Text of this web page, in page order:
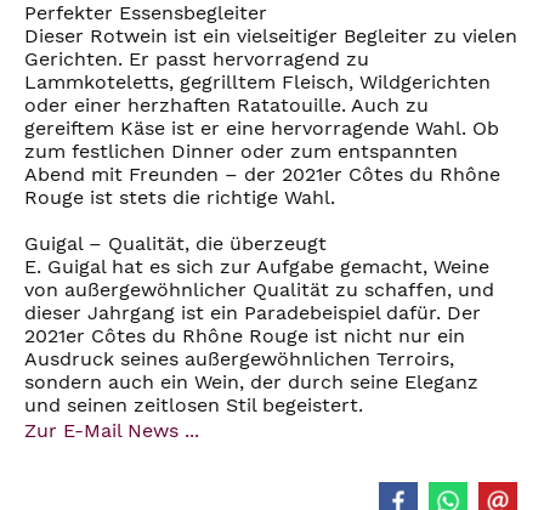
Perfekter Essensbegleiter
Dieser Rotwein ist ein vielseitiger Begleiter zu vielen
Gerichten. Er passt hervorragend zu
Lammkoteletts, gegrilltem Fleisch, Wildgerichten
oder einer herzhaften Ratatouille. Auch zu
gereiftem Käse ist er eine hervorragende Wahl. Ob
zum festlichen Dinner oder zum entspannten
Abend mit Freunden – der 2021er Côtes du Rhône
Rouge ist stets die richtige Wahl.
Guigal – Qualität, die überzeugt
E. Guigal hat es sich zur Aufgabe gemacht, Weine
von außergewöhnlicher Qualität zu schaffen, und
dieser Jahrgang ist ein Paradebeispiel dafür. Der
2021er Côtes du Rhône Rouge ist nicht nur ein
Ausdruck seines außergewöhnlichen Terroirs,
sondern auch ein Wein, der durch seine Eleganz
und seinen zeitlosen Stil begeistert.
Zur E-Mail News ...